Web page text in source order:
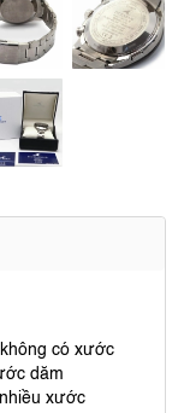
có xước
dăm
xước